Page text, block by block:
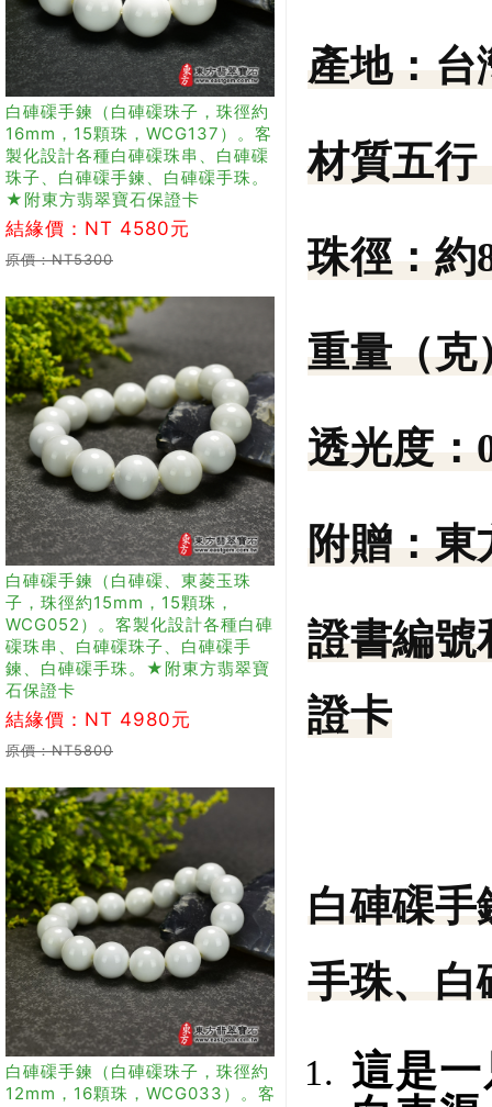
白硨磲手鍊（白硨磲珠子，珠徑約
16mm，15顆珠，WCG137）。客
製化設計各種白硨磲珠串、白硨磲
珠子、白硨磲手鍊、白硨磲手珠。
★附東方翡翠寶石保證卡
結緣價：NT 4580元
原價：NT5300
白硨磲手鍊（白硨磲、東菱玉珠
子，珠徑約15mm，15顆珠，
WCG052）。客製化設計各種白硨
磲珠串、白硨磲珠子、白硨磲手
鍊、白硨磲手珠。★附東方翡翠寶
石保證卡
結緣價：NT 4980元
原價：NT5800
白硨磲手鍊（白硨磲珠子，珠徑約
12mm，16顆珠，WCG033）。客
產地： 台
材質五行
珠徑： 約
重量（克
透光度：
附贈： 東
證書編號
證卡
白硨磲手
手珠、白
這是